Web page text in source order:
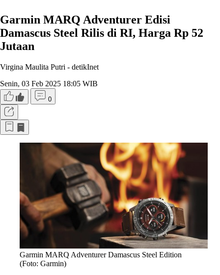
Garmin MARQ Adventurer Edisi
Damascus Steel Rilis di RI, Harga Rp 52
Jutaan
Virgina Maulita Putri - detikInet
Senin, 03 Feb 2025 18:05 WIB
0
Garmin MARQ Adventurer Damascus Steel Edition
(Foto: Garmin)